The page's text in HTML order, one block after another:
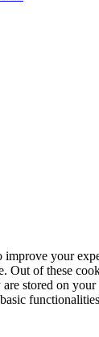
improve your
Out of these
are stored on
functionalities